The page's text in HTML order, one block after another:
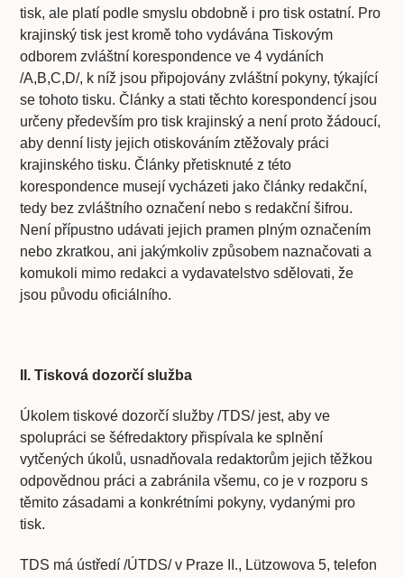
tisk, ale platí podle smyslu obdobně i pro tisk ostatní. Pro
krajinský tisk jest kromě toho vydávána Tiskovým
odborem zvláštní korespondence ve 4 vydáních
/A,B,C,D/, k níž jsou připojovány zvláštní pokyny, týkající
se tohoto tisku. Články a stati těchto korespondencí jsou
určeny především pro tisk krajinský a není proto žádoucí,
aby denní listy jejich otiskováním ztěžovaly práci
krajinského tisku. Články přetisknuté z této
korespondence musejí vycházeti jako články redakční,
tedy bez zvláštního označení nebo s redakční šifrou.
Není přípustno udávati jejich pramen plným označením
nebo zkratkou, ani jakýmkoliv způsobem naznačovati a
komukoli mimo redakci a vydavatelstvo sdělovati, že
jsou původu oficiálního.
II. Tisková dozorčí služba
Úkolem tiskové dozorčí služby /TDS/ jest, aby ve
spolupráci se šéfredaktory přispívala ke splnění
vytčených úkolů, usnadňovala redaktorům jejich těžkou
odpovědnou práci a zabránila všemu, co je v rozporu s
těmito zásadami a konkrétními pokyny, vydanými pro
tisk.
TDS má ústředí /ÚTDS/ v Praze II., Lützowova 5, telefon